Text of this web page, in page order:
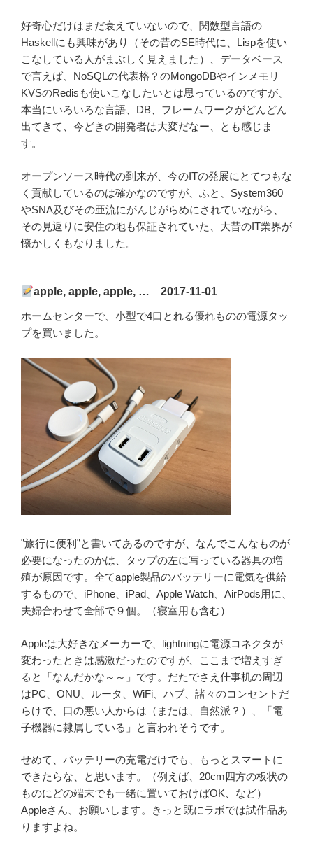
好奇心だけはまだ衰えていないので、関数型言語の
Haskellにも興味があり（その昔のSE時代に、Lispを使い
こなしている人がまぶしく見えました）、データベース
で言えば、NoSQLの代表格？のMongoDBやインメモリ
KVSのRedisも使いこなしたいとは思っているのですが、
本当にいろいろな言語、DB、フレームワークがどんどん
出てきて、今どきの開発者は大変だなー、とも感じま
す。
オープンソース時代の到来が、今のITの発展にとてつもな
く貢献しているのは確かなのですが、ふと、System360
やSNA及びその亜流にがんじがらめにされていながら、
その見返りに安住の地も保証されていた、大昔のIT業界が
懐かしくもなりました。
apple, apple, apple, … 2017-11-01
ホームセンターで、小型で4口とれる優れものの電源タッ
プを買いました。
”旅行に便利”と書いてあるのですが、なんでこんなものが
必要になったのかは、タップの左に写っている器具の増
殖が原因です。全てapple製品のバッテリーに電気を供給
するもので、iPhone、iPad、Apple Watch、AirPods用に、
夫婦合わせて全部で９個。（寝室用も含む）
Appleは大好きなメーカーで、lightningに電源コネクタが
変わったときは感激だったのですが、ここまで増えすぎ
ると「なんだかな～～」です。だたでさえ仕事机の周辺
はPC、ONU、ルータ、WiFi、ハブ、諸々のコンセントだ
らけで、口の悪い人からは（または、自然派？）、「電
子機器に隷属している」と言われそうです。
せめて、バッテリーの充電だけでも、もっとスマートに
できたらな、と思います。（例えば、20cm四方の板状の
ものにどの端末でも一緒に置いておけばOK、など）
Appleさん、お願いします。きっと既にラボでは試作品あ
りますよね。